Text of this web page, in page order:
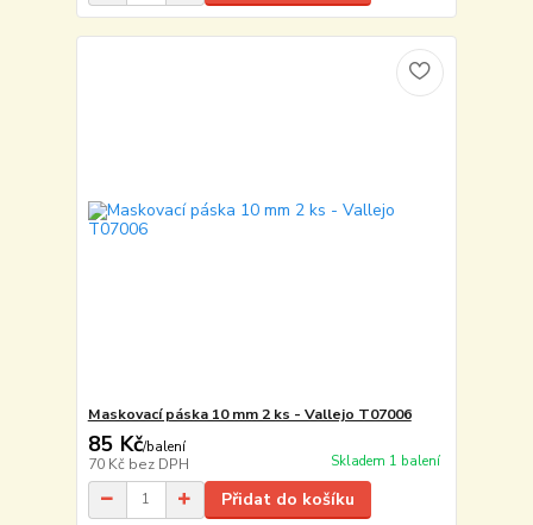
Maskovací páska 10 mm 2 ks - Vallejo T07006
85 Kč/balení
70 Kč bez DPH Skladem 1 balení
Přidat do košíku